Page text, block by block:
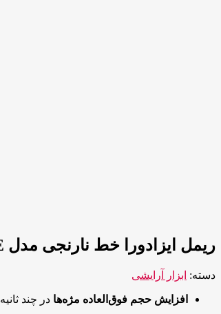
ریمل ایزادورا خط نارنجی مدل BIG BOLD EXTREME
دسته: ابزار آرایشی
افزایش حجم فوق‌العاده مژه‌ها در چند ثانیه